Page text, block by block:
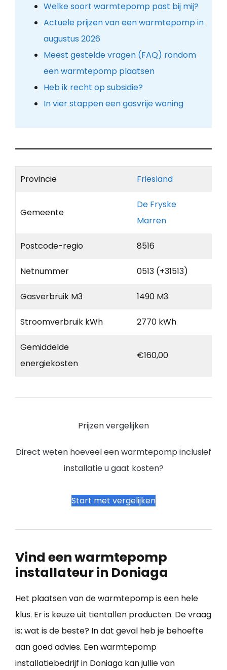
Welke soort warmtepomp past bij mij?
Actuele prijzen van een warmtepomp in
augustus 2026
Meest gestelde vragen (FAQ) rondom
een warmtepomp plaatsen
Heb ik recht op subsidie?
In vier stappen een gasvrije woning
Provincie Friesland
Gemeente
De Fryske
Marren
Postcode-regio 8516
Netnummer 0513 (+31513)
Gasverbruik M3 1490 M3
Stroomverbruik kWh 2770 kWh
Gemiddelde
energiekosten
€160,00
Prijzen vergelijken
Direct weten hoeveel een warmtepomp inclusief
installatie u gaat kosten?
Start met vergelijken
Vind een warmtepomp
installateur in Doniaga
Het plaatsen van de warmtepomp is een hele
klus. Er is keuze uit tientallen producten. De vraag
is; wat is de beste? In dat geval heb je behoefte
aan goed advies. Een warmtepomp
installatiebedrijf in Doniaga kan jullie van